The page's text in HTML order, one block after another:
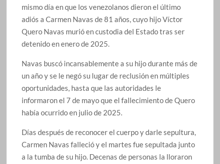
mismo día en que los venezolanos dieron el último
adiós a Carmen Navas de 81 años, cuyo hijo Víctor
Quero Navas murió en custodia del Estado tras ser
detenido en enero de 2025.
Navas buscó incansablemente a su hijo durante más de
un año y se le negó su lugar de reclusión en múltiples
oportunidades, hasta que las autoridades le
informaron el 7 de mayo que el fallecimiento de Quero
había ocurrido en julio de 2025.
Días después de reconocer el cuerpo y darle sepultura,
Carmen Navas falleció y el martes fue sepultada junto
a la tumba de su hijo. Decenas de personas la lloraron